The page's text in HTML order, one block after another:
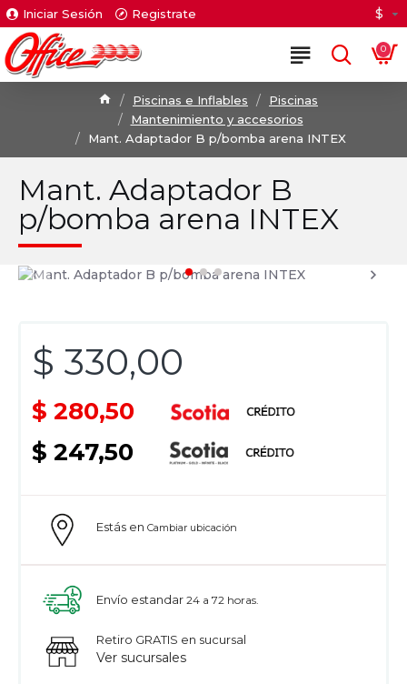
Iniciar Sesión Registrate $
0
Piscinas e Inflables
Piscinas
Mantenimiento y accesorios
Mant. Adaptador B p/bomba arena INTEX
Mant. Adaptador B
p/bomba arena INTEX
$ 330,00
$ 280,50
$ 247,50
Estás en Cambiar ubicación
Envío estandar 24 a 72 horas.
Retiro GRATIS en sucursal
Ver sucursales